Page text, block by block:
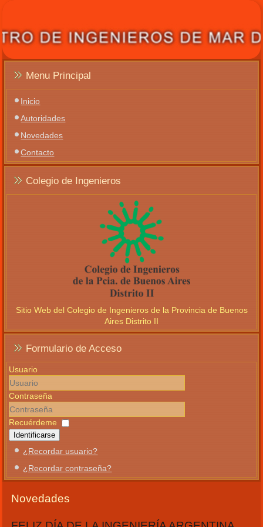
Menu Principal
Inicio
Autoridades
Novedades
Contacto
Colegio de Ingenieros
Sitio Web del Colegio de Ingenieros de la Provincia de Buenos
Aires Distrito II
Formulario de Acceso
Usuario
Contraseña
Recuérdeme
Identificarse
¿Recordar usuario?
¿Recordar contraseña?
Novedades